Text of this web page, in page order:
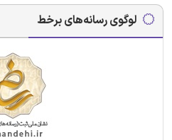
لوگوی رسانه‌های برخط